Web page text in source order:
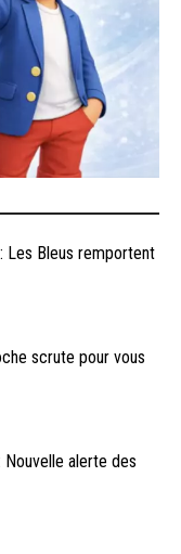
: Les Bleus remportent
scrute pour vous
Nouvelle alerte des